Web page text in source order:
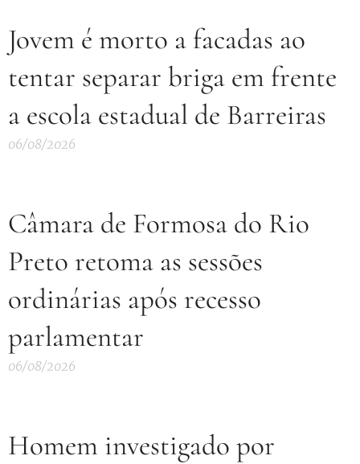
Jovem é morto a facadas ao
tentar separar briga em frente
a escola estadual de Barreiras
06/08/2026
Câmara de Formosa do Rio
Preto retoma as sessões
ordinárias após recesso
parlamentar
06/08/2026
Homem investigado por